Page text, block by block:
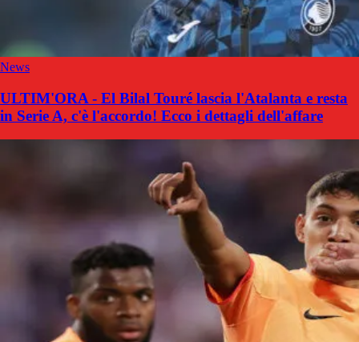
News
ULTIM'ORA - El Bilal Touré lascia l'Atalanta e resta
in Serie A, c'è l'accordo! Ecco i dettagli dell'affare